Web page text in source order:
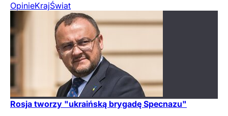
OpinieKrajŚwiat
Rosja tworzy "ukraińską brygadę Specnazu"